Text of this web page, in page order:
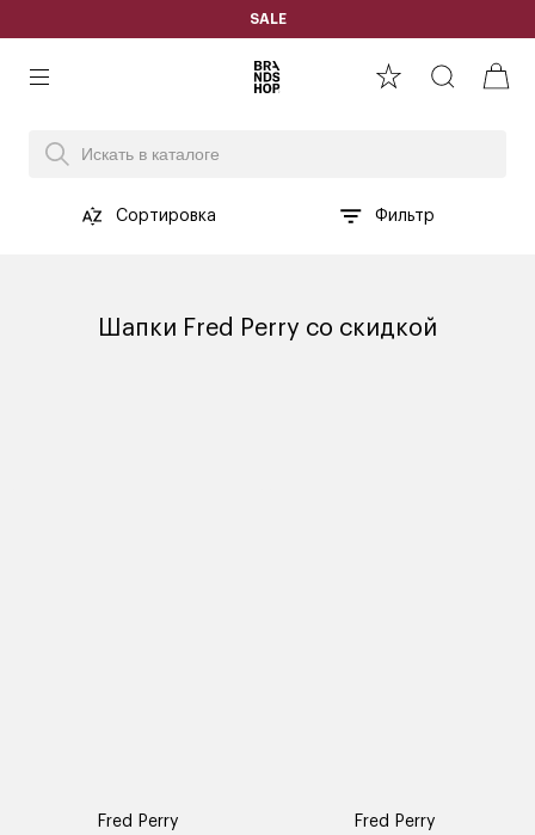
SALE
Сортировка Фильтр
Шапки Fred Perry со скидкой
Fred Perry Fred Perry